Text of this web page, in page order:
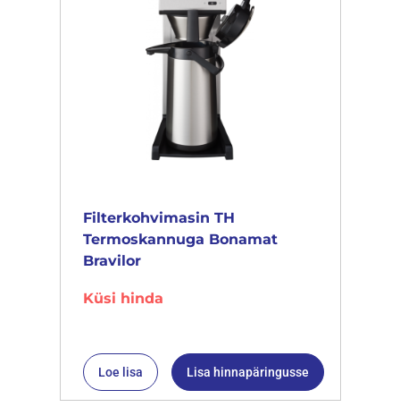
Filterkohvimasin TH
Termoskannuga Bonamat
Bravilor
Küsi hinda
Loe lisa Lisa hinnapäringusse